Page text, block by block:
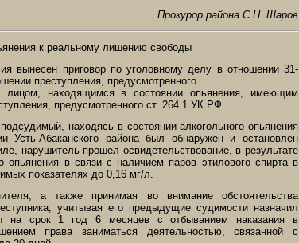
Прокурор района С.Н. Шаров
к реальному лишению свободы
вынесен приговор по уголовному делу в отношении 31-
преступления, предусмотренного
находящимся в состоянии опьянения, имеющим
предусмотренного ст. 264.1 УК РФ.
находясь в состоянии алкогольного опьянения
Абаканского района был обнаружен и остановлен
нарушитель прошел освидетельствование, в результате
опьянения в связи с наличием паров этилового спирта в
показателях до 0,16 мг/л.
а также принимая во внимание обстоятельства
учитывая его предыдущие судимости назначил
на срок 1 год 6 месяцев с отбыванием наказания в
права заниматься деятельностью, связанной с